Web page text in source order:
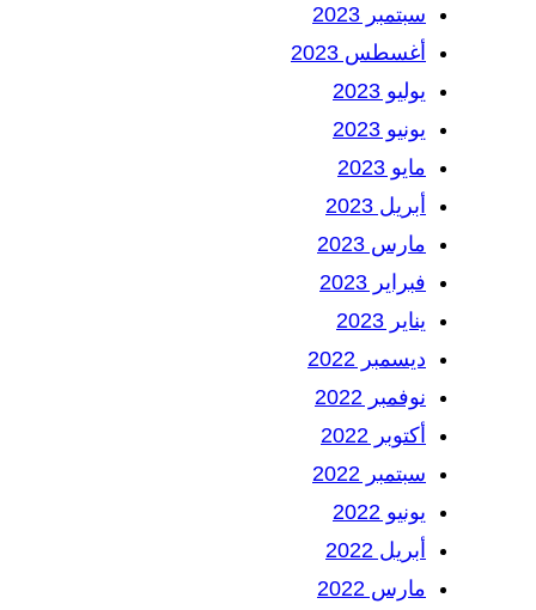
سبتمبر 2023
أغسطس 2023
يوليو 2023
يونيو 2023
مايو 2023
أبريل 2023
مارس 2023
فبراير 2023
يناير 2023
ديسمبر 2022
نوفمبر 2022
أكتوبر 2022
سبتمبر 2022
يونيو 2022
أبريل 2022
مارس 2022